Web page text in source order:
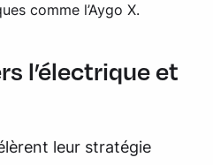
comme l’Aygo X.
l’électrique et
leur stratégie